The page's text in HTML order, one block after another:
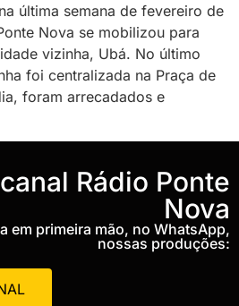
última semana de fevereiro de
Nova se mobilizou para
vizinha, Ubá. No último
foi centralizada na Praça de
foram arrecadados e
Rádio Ponte
Nova
em primeira mão, no WhatsApp,
nossas produções: